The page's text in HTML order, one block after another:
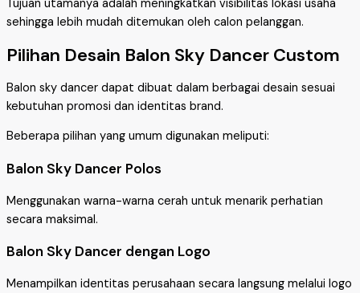
Tujuan utamanya adalah meningkatkan visibilitas lokasi usaha
sehingga lebih mudah ditemukan oleh calon pelanggan.
Pilihan Desain Balon Sky Dancer Custom
Balon sky dancer dapat dibuat dalam berbagai desain sesuai
kebutuhan promosi dan identitas brand.
Beberapa pilihan yang umum digunakan meliputi:
Balon Sky Dancer Polos
Menggunakan warna-warna cerah untuk menarik perhatian
secara maksimal.
Balon Sky Dancer dengan Logo
Menampilkan identitas perusahaan secara langsung melalui logo